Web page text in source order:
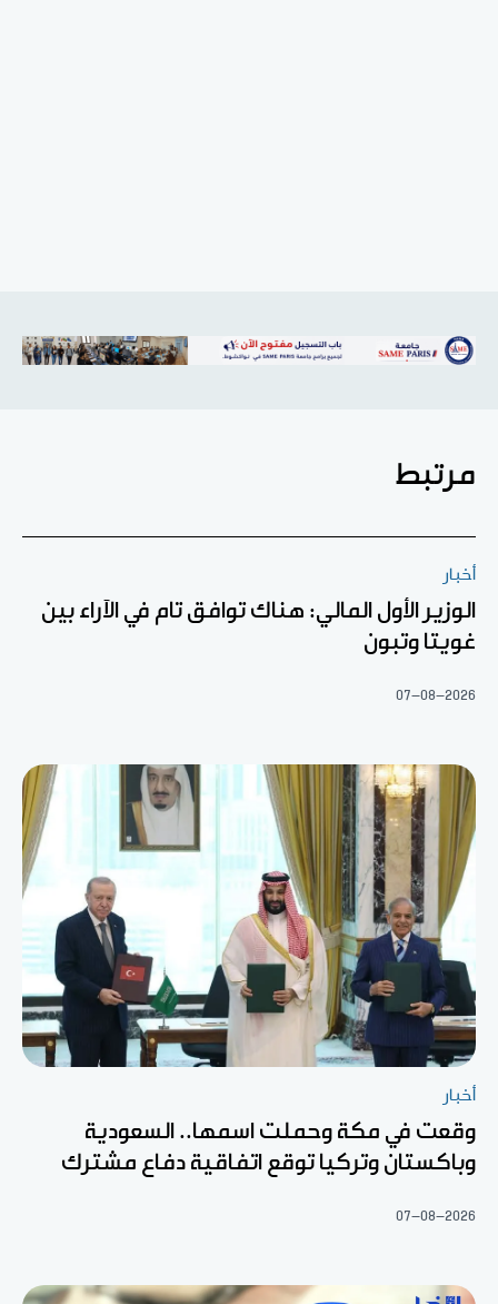
مرتبط
أخبار
الوزير الأول المالي: هناك توافق تام في الآراء بين
غويتا وتبون
07-08-2026
أخبار
وقعت في مكة وحملت اسمها.. السعودية
وباكستان وتركيا توقع اتفاقية دفاع مشترك
07-08-2026